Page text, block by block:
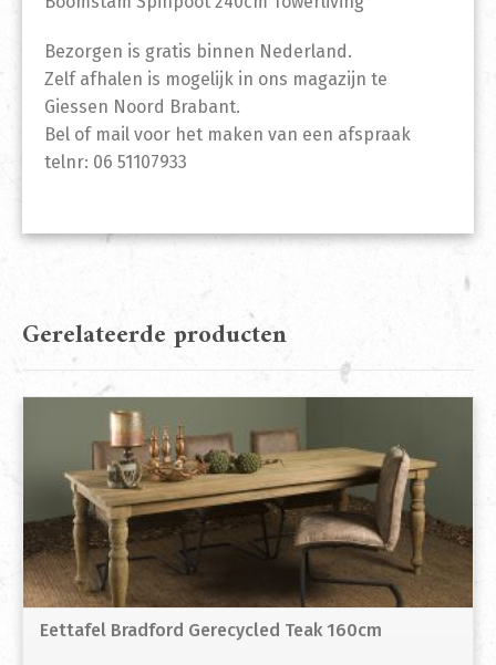
Bezorgen is gratis binnen Nederland.
Zelf afhalen is mogelijk in ons magazijn te
Giessen Noord Brabant.
Bel of mail voor het maken van een afspraak
telnr: 06 51107933
Gerelateerde producten
Eettafel Bradford Gerecycled Teak 160cm